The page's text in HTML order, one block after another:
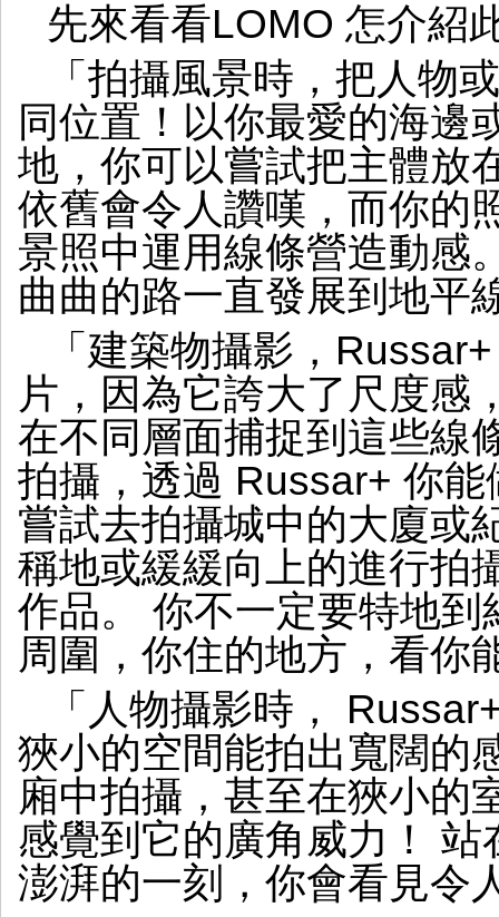
先來看看LOMO 怎介紹
「拍攝風景時，把人物
同位置！以你最愛的海邊
地，你可以嘗試把主體放
依舊會令人讚嘆，而你的
景照中運用線條營造動感
曲曲的路一直發展到地平
「建築物攝影，
片，因為它誇大了尺度感
在不同層面捕捉到這些線
拍攝，透過 Russar+ 你
嘗試去拍攝城中的大廈或
稱地或緩緩向上的進行拍
作品。 你不一定要特地
周圍，你住的地方，看你
「人物攝影時，
狹小的空間能拍出寬闊的
廂中拍攝，甚至在狹小的
感覺到它的廣角威力！
澎湃的一刻，你會看見令